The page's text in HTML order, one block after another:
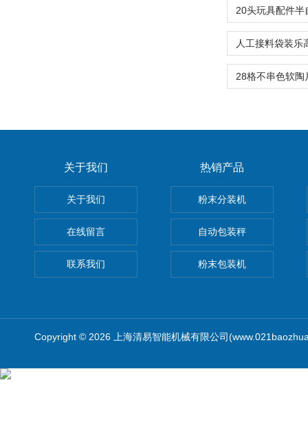
关于我们
关于我们
在线留言
联系我们
热销产品
粉末分装机
自动包装秤
粉末包装机
Copyright © 2026 上海清易智能机械有限公司